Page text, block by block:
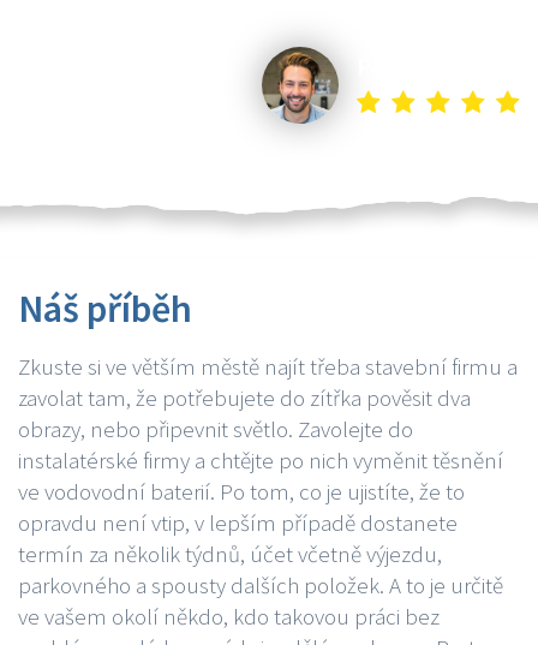
Náš příběh
Zkuste si ve větším městě najít třeba stavební firmu a
zavolat tam, že potřebujete do zítřka pověsit dva
obrazy, nebo připevnit světlo. Zavolejte do
instalatérské firmy a chtějte po nich vyměnit těsnění
ve vodovodní baterií. Po tom, co je ujistíte, že to
opravdu není vtip, v lepším případě dostanete
termín za několik týdnů, účet včetně výjezdu,
parkovného a spousty dalších položek. A to je určitě
ve vašem okolí někdo, kdo takovou práci bez